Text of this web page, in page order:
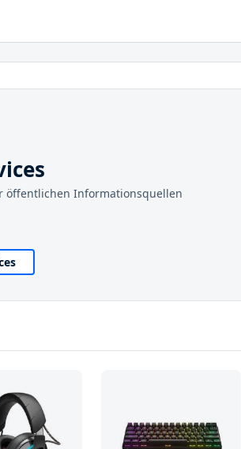
öffentlichen Informationsquellen